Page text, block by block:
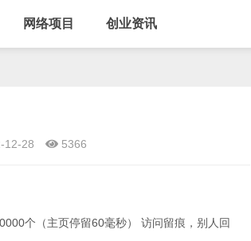
网络项目 创业资讯
12-28 5366
个（主页停留60毫秒） 访问留痕，别人回